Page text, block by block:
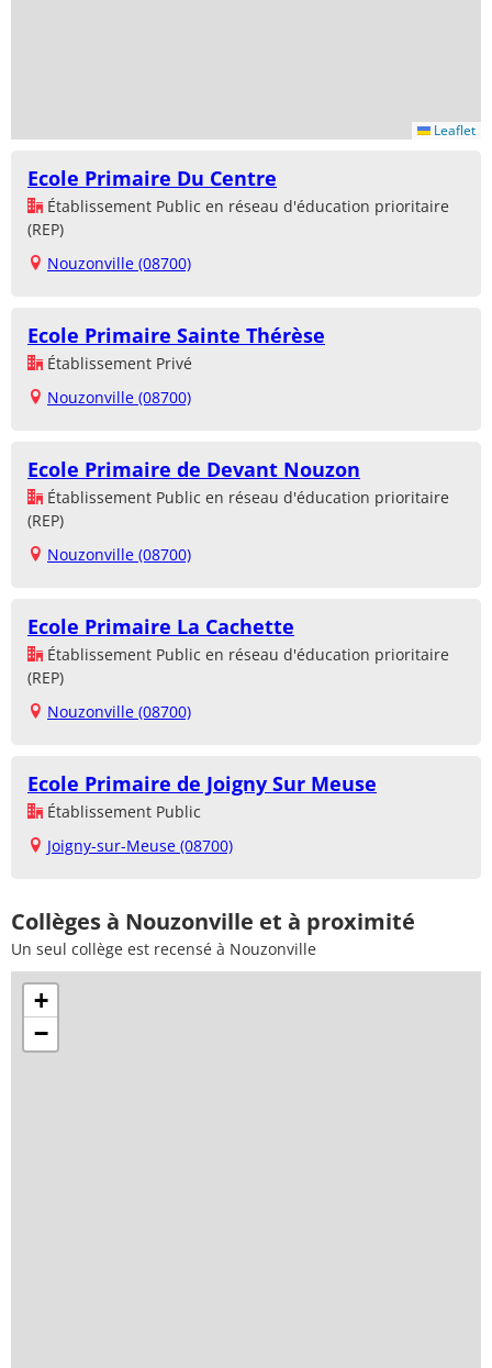
Leaflet
Ecole Primaire Du Centre
Établissement Public en réseau d'éducation prioritaire
(REP)
Nouzonville (08700)
Ecole Primaire Sainte Thérèse
Établissement Privé
Nouzonville (08700)
Ecole Primaire de Devant Nouzon
Établissement Public en réseau d'éducation prioritaire
(REP)
Nouzonville (08700)
Ecole Primaire La Cachette
Établissement Public en réseau d'éducation prioritaire
(REP)
Nouzonville (08700)
Ecole Primaire de Joigny Sur Meuse
Établissement Public
Joigny-sur-Meuse (08700)
Collèges à Nouzonville et à proximité
Un seul collège est recensé à Nouzonville
+
−